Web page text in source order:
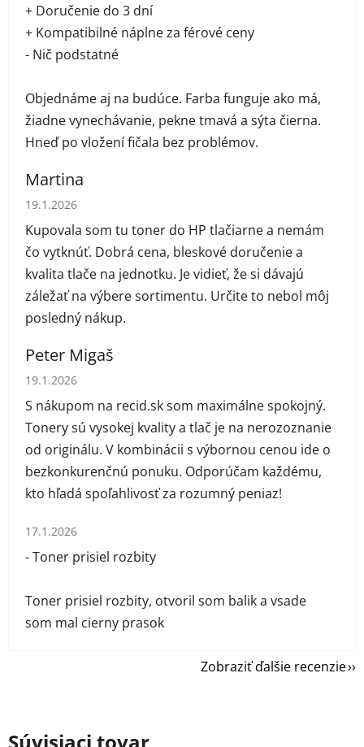
+ Doručenie do 3 dní
+ Kompatibilné náplne za férové ceny
- Nič podstatné
Objednáme aj na budúce. Farba funguje ako má,
žiadne vynechávanie, pekne tmavá a sýta čierna.
Hneď po vložení fičala bez problémov.
Martina
Hodnotenie obchodu je 5 z 5 hviezdičiek.
19.1.2026
Kupovala som tu toner do HP tlačiarne a nemám
čo vytknúť. Dobrá cena, bleskové doručenie a
kvalita tlače na jednotku. Je vidieť, že si dávajú
záležať na výbere sortimentu. Určite to nebol môj
posledný nákup.
Peter Migaš
Hodnotenie obchodu je 5 z 5 hviezdičiek.
19.1.2026
S nákupom na recid.sk som maximálne spokojný.
Tonery sú vysokej kvality a tlač je na nerozoznanie
od originálu. V kombinácii s výbornou cenou ide o
bezkonkurenčnú ponuku. Odporúčam každému,
kto hľadá spoľahlivosť za rozumný peniaz!
Hodnotenie obchodu je 1 z 5 hviezdičiek.
17.1.2026
- Toner prisiel rozbity
Toner prisiel rozbity, otvoril som balik a vsade
som mal cierny prasok
Zobraziť ďalšie recenzie
Súvisiaci tovar